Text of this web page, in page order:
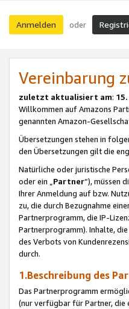
Anmelden oder
Vereinbarung
zuletzt aktualisiert am:
Willkommen auf Amazons
genannten Amazon-
Übersetzungen stehen in
den Übersetzungen gilt die
Natürliche oder juristische
oder ein „Partner“), müssen
Ihrer Anmeldung auf bzw.
zu, die durch Bezugnahme
Partnerprogramm, die IP-
Partnerprogramm). Inhalte,
des Verbots von
durch.
1.Beschreibung des
Das Partnerprogramm
(nur verfügbar für Partner, die